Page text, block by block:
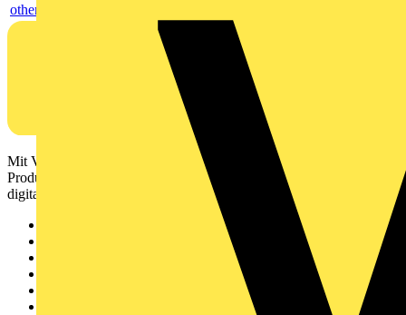
others
Mit Voltimum erhalten Elektrofachkräfte Zugang zu Branchennews,
Produktinformationen, Schulungen und Tools – alles auf einer
digitalen Plattform und Community.